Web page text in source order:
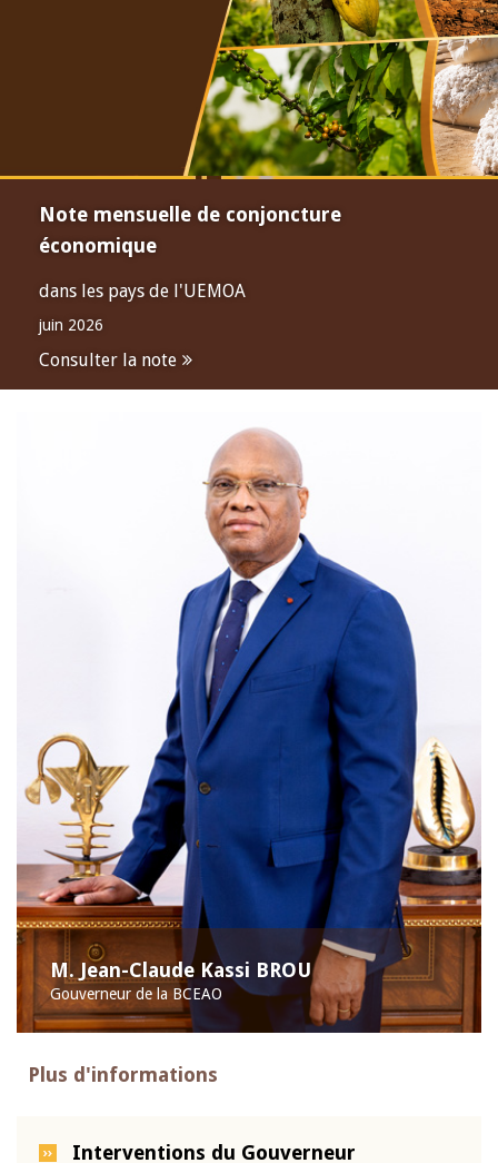
Note mensuelle de conjoncture
économique
dans les pays de l'UEMOA
juin 2026
Consulter la note
M. Jean-Claude Kassi BROU
Gouverneur de la BCEAO
Plus d'informations
Interventions du Gouverneur